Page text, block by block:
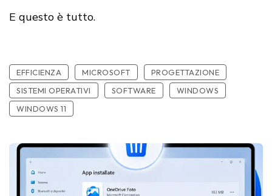
E questo è tutto.
EFFICIENZA MICROSOFT
PROGETTAZIONE
SISTEMI OPERATIVI
SOFTWARE
WINDOWS
WINDOWS 11